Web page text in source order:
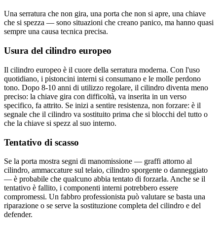
Una serratura che non gira, una porta che non si apre, una chiave
che si spezza — sono situazioni che creano panico, ma hanno quasi
sempre una causa tecnica precisa.
Usura del cilindro europeo
Il cilindro europeo è il cuore della serratura moderna. Con l'uso
quotidiano, i pistoncini interni si consumano e le molle perdono
tono. Dopo 8-10 anni di utilizzo regolare, il cilindro diventa meno
preciso: la chiave gira con difficoltà, va inserita in un verso
specifico, fa attrito. Se inizi a sentire resistenza, non forzare: è il
segnale che il cilindro va sostituito prima che si blocchi del tutto o
che la chiave si spezz al suo interno.
Tentativo di scasso
Se la porta mostra segni di manomissione — graffi attorno al
cilindro, ammaccature sul telaio, cilindro sporgente o danneggiato
— è probabile che qualcuno abbia tentato di forzarla. Anche se il
tentativo è fallito, i componenti interni potrebbero essere
compromessi. Un fabbro professionista può valutare se basta una
riparazione o se serve la sostituzione completa del cilindro e del
defender.